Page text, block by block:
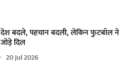
देश बदले, पहचान बदली, लेकिन फुटबॉल ने
जोड़े दिल
20 Jul 2026